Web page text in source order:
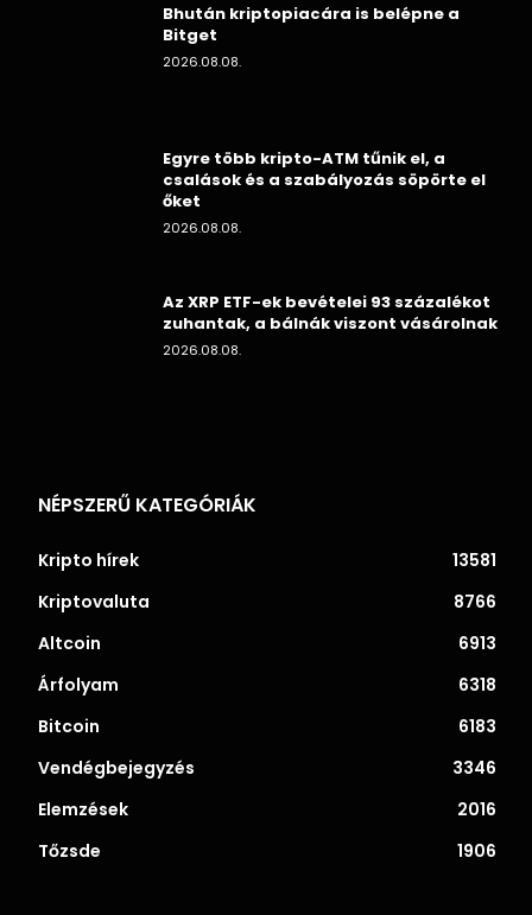
Bhután kriptopiacára is belépne a
Bitget
2026.08.08.
Egyre több kripto-ATM tűnik el, a
csalások és a szabályozás söpörte el
őket
2026.08.08.
Az XRP ETF-ek bevételei 93 százalékot
zuhantak, a bálnák viszont vásárolnak
2026.08.08.
NÉPSZERŰ KATEGÓRIÁK
Kripto hírek
13581
Kriptovaluta
8766
Altcoin
6913
Árfolyam
6318
Bitcoin
6183
Vendégbejegyzés
3346
Elemzések
2016
Tőzsde
1906